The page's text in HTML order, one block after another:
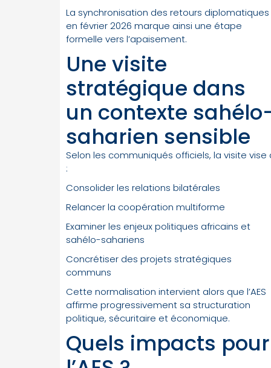
La synchronisation des retours diplomatiques
en février 2026 marque ainsi une étape
formelle vers l’apaisement.
Une visite
stratégique dans
un contexte
saharien sensible
Selon les communiqués officiels, la visite vise
:
Consolider les relations bilatérales
Relancer la coopération multiforme
Examiner les enjeux politiques africains et
sahélo-sahariens
Concrétiser des projets stratégiques
communs
Cette normalisation intervient alors que l’AES
affirme progressivement sa structuration
politique, sécuritaire et économique.
Quels impacts pour